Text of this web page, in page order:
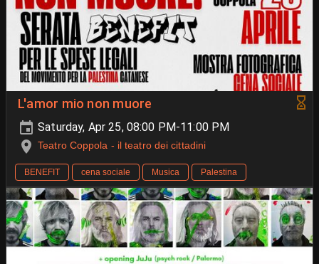
L'amor mio non muore
Saturday, Apr 25, 08:00 PM-11:00 PM
Teatro Coppola - il teatro dei cittadini
BENEFIT cena sociale Musica Palestina